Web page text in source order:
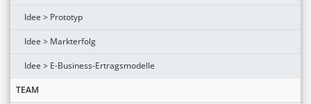
Idee > Prototyp
Idee > Markterfolg
Idee > E-Business-Ertragsmodelle
TEAM